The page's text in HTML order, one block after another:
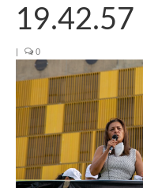
Missão,
Câmaras
Carta de
Governança
19.42.57
| 0